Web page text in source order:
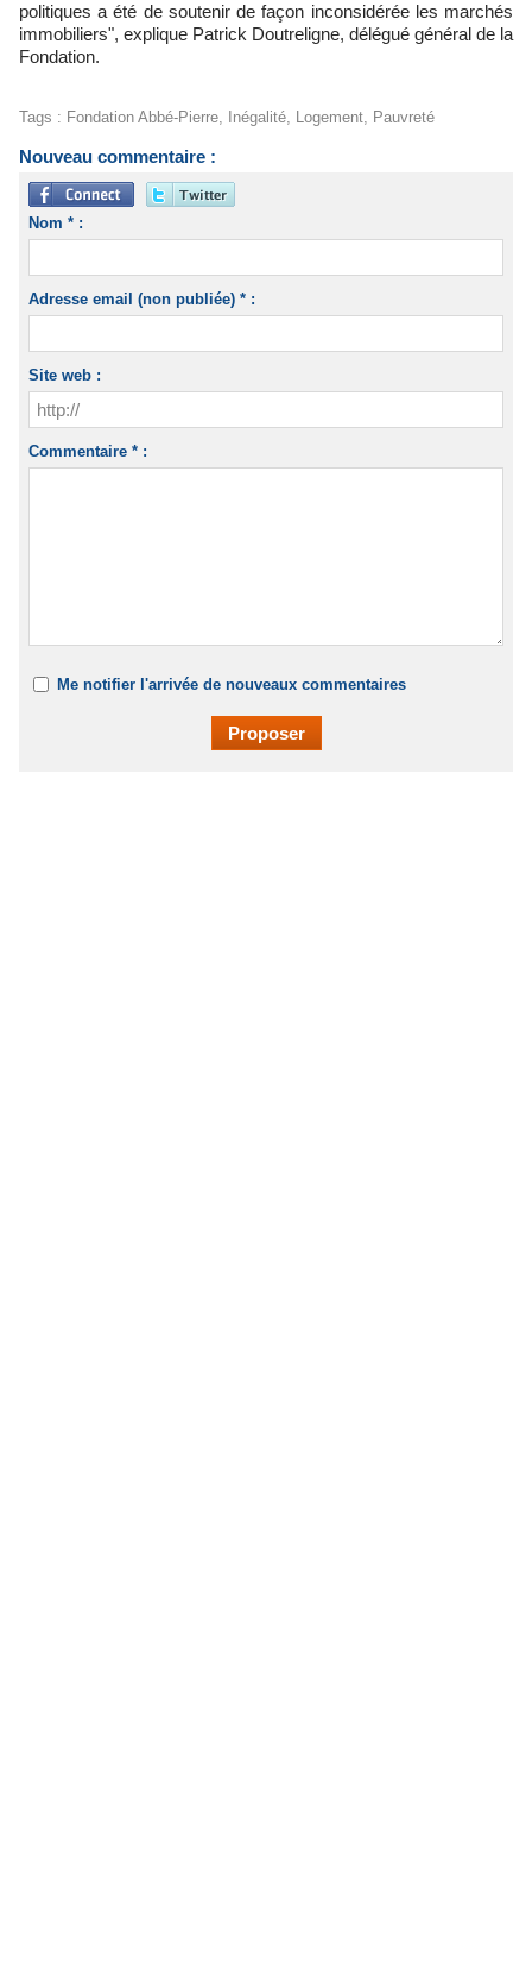
politiques a été de soutenir de façon inconsidérée les marchés
immobiliers", explique Patrick Doutreligne, délégué général de la
Fondation.
Tags : Fondation Abbé-Pierre, Inégalité, Logement, Pauvreté
Nouveau commentaire :
Nom * :
Adresse email (non publiée) * :
Site web :
Commentaire * :
Me notifier l'arrivée de nouveaux commentaires